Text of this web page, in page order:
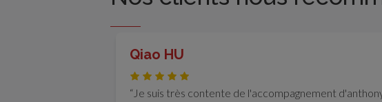
Qiao HU
Je suis très contente de l'accompagnement